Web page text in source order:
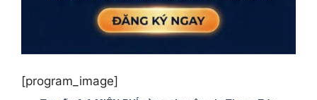
[program_image]